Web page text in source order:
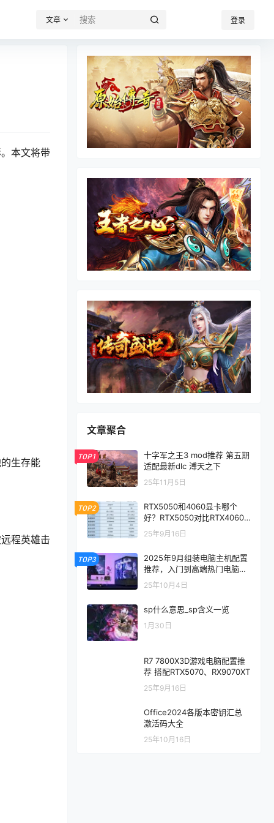
文章 登录
本文将带
生存能
程英雄击
文章聚合
TOP1
十字军之王3 mod推荐 第五期
适配最新dlc 溥天之下
25年11月5日
TOP2
RTX5050和4060显卡哪个
好？RTX5050对比RTX4060/
5060性能评测
25年9月16日
TOP3
2025年9月组装电脑主机配置
推荐，入门到高端热门电脑配
置方案
25年10月4日
sp什么意思_sp含义一览
1月30日
R7 7800X3D游戏电脑配置推
荐 搭配RTX5070、RX9070XT
25年9月16日
Office2024各版本密钥汇总
激活码大全
25年10月16日